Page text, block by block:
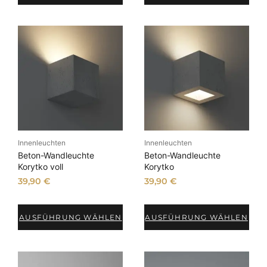
e
Innenleuchten
Beton-Wandleuchte
Korytko voll
39,90€
AUSFÜHRUNG WÄHLEN
Innenleuchten
Beton-Wandleuchte
Korytko
39,90 €
AUSFÜHRUNG WÄHLEN